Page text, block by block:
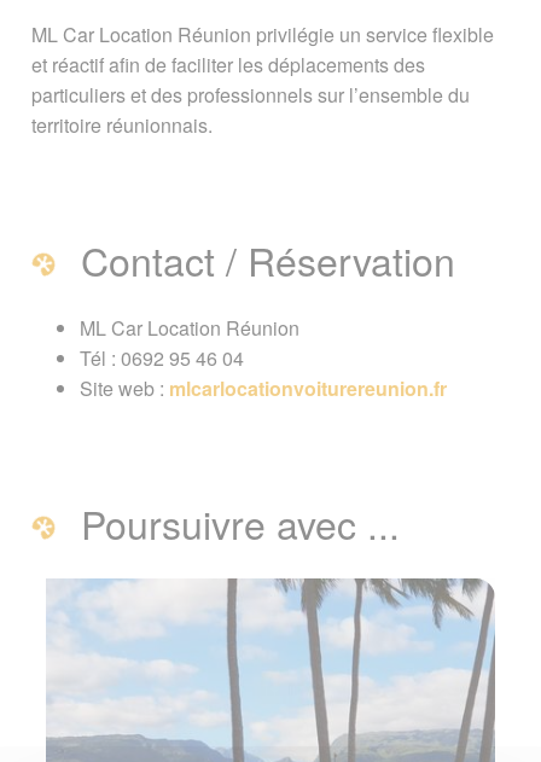
ML Car Location Réunion privilégie un service flexible
et réactif afin de faciliter les déplacements des
particuliers et des professionnels sur l’ensemble du
territoire réunionnais.
Contact / Réservation
ML Car Location Réunion
Tél : 0692 95 46 04
Site web : mlcarlocationvoiturereunion.fr
Poursuivre avec ...